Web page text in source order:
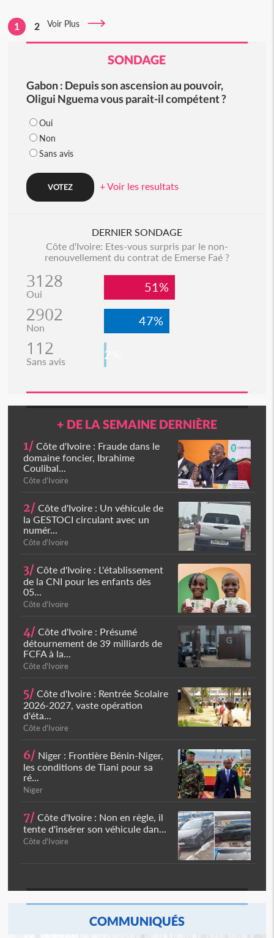
1 2 Voir Plus
SONDAGE
Gabon : Depuis son ascension au pouvoir,
Oligui Nguema vous parait-il compétent ?
Oui
Non
Sans avis
+ Voir les resultats
DERNIER SONDAGE
Côte d'Ivoire: Etes-vous surpris par le non-
renouvellement du contrat de Emerse Faé ?
3128
Oui 51%
2902
Non 47%
112
Sans avis 2%
+ DE LA SEMAINE DERNIÈRE
1/ Côte d'Ivoire : Fraude dans le
domaine foncier, Ibrahime
Coulibal...
Côte d'Ivoire
2/ Côte d'Ivoire : Un véhicule de
la GESTOCI circulant avec un
numér...
Côte d'Ivoire
3/ Côte d'Ivoire : L'établissement
de la CNI pour les enfants dès
05...
Côte d'Ivoire
4/ Côte d'Ivoire : Présumé
détournement de 39 milliards de
FCFA à la...
Côte d'Ivoire
5/ Côte d'Ivoire : Rentrée Scolaire
2026-2027, vaste opération
d'éta...
Côte d'Ivoire
6/ Niger : Frontière Bénin-Niger,
les conditions de Tiani pour sa
ré...
Niger
7/ Côte d'Ivoire : Non en règle, il
tente d'insérer son véhicule dan...
Côte d'Ivoire
COMMUNIQUÉS